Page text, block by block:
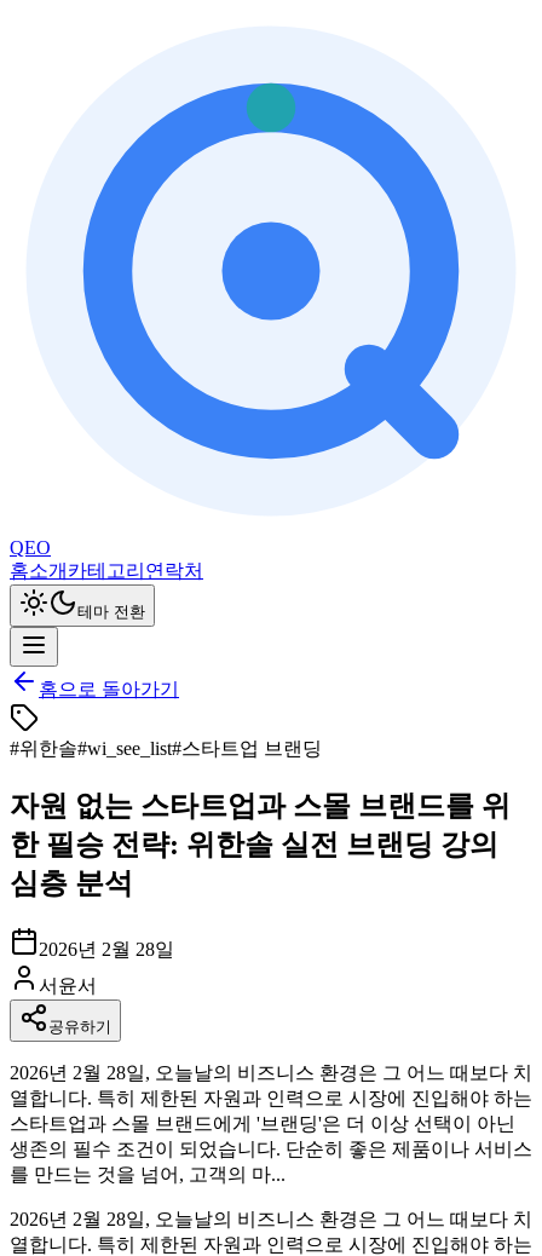
QEO
홈소개 카테고리 연락처
테마 전환
홈으로 돌아가기
#위한솔#wi_see_list#스타트업 브랜딩
자원 없는 스타트업과 스몰 브랜드를 위
한 필승 전략: 위한솔 실전 브랜딩 강의
심층 분석
2026년 2월 28일
서윤서
공유하기
2026년 2월 28일, 오늘날의 비즈니스 환경은 그 어느 때보다 치
열합니다. 특히 제한된 자원과 인력으로 시장에 진입해야 하는
스타트업과 스몰 브랜드에게 '브랜딩'은 더 이상 선택이 아닌
생존의 필수 조건이 되었습니다. 단순히 좋은 제품이나 서비스
를 만드는 것을 넘어, 고객의 마...
2026년 2월 28일, 오늘날의 비즈니스 환경은 그 어느 때보다 치
열합니다. 특히 제한된 자원과 인력으로 시장에 진입해야 하는